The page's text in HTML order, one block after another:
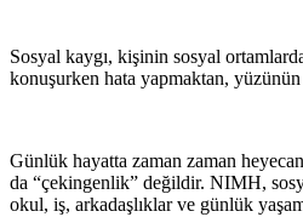
Sosyal kaygı, kişinin sosyal
konuşurken hata yapmaktan,
Günlük hayatta zaman zaman
da “çekingenlik” değildir. NIMH,
okul, iş, arkadaşlıklar ve günlük